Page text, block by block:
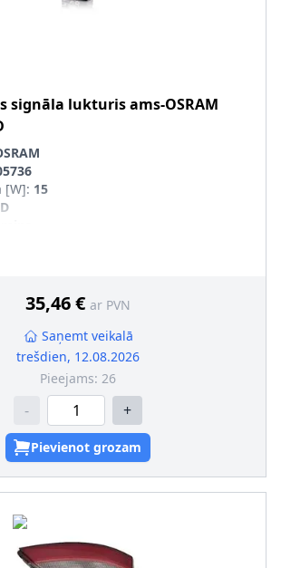
signāla lukturisams-OSRAM
[W]: 15
35,46 € ar PVN
Saņemt veikalā
trešdien, 12.08.2026
Pieejams: 26
- +
Pievienot grozam